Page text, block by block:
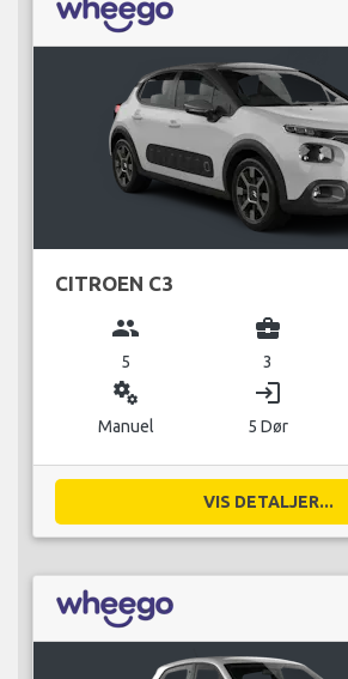
CITROEN C3
group
5
business_center
3
miscellaneous_services
Manuel
login
5 Dør
VIS DETALJER...